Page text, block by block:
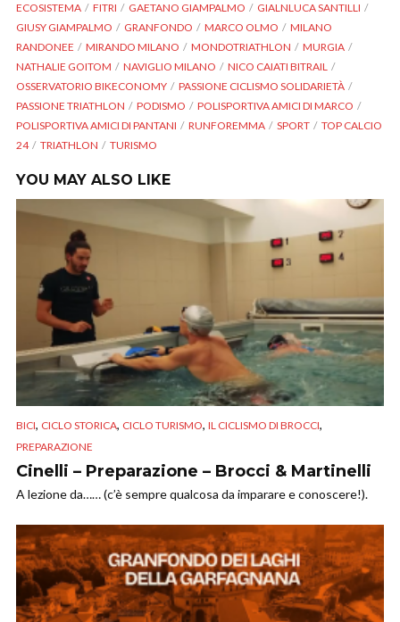
ECOSISTEMA
FITRI GAETANO GIAMPALMO
GIALNLUCA SANTILLI
GIUSY GIAMPALMO
GRANFONDO MARCO OLMO
MILANO
RANDONEE
MIRANDO MILANO MONDOTRIATHLON
MURGIA
NATHALIE GOITOM
NAVIGLIO MILANO
NICO CAIATI BITRAIL
OSSERVATORIO BIKECONOMY
PASSIONE CICLISMO SOLIDARIETÀ
PASSIONE TRIATHLON
PODISMO
POLISPORTIVA AMICI DI MARCO
POLISPORTIVA AMICI DI PANTANI
RUNFOREMMA SPORT
TOP CALCIO
24
TRIATHLON TURISMO
YOU MAY ALSO LIKE
BICI, CICLO STORICA, CICLO TURISMO, IL CICLISMO DI BROCCI,
PREPARAZIONE
Cinelli – Preparazione – Brocci & Martinelli
A lezione da…… (c’è sempre qualcosa da imparare e conoscere!).